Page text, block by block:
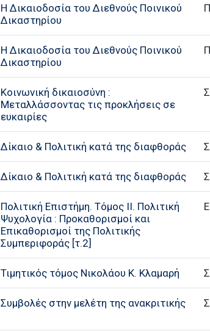
Η Δικαιοδοσία του Διεθνούς Ποινικού
Δικαστηρίου
Η Δικαιοδοσία του Διεθνούς Ποινικού
Δικαστηρίου
Κοινωνική δικαιοσύνη :
Μεταλλάσσοντας τις προκλήσεις σε
ευκαιρίες
Δίκαιο & Πολιτική κατά της διαφθοράς
Δίκαιο & Πολιτική κατά της διαφθοράς
Πολιτική Επιστήμη. Τόμος ΙΙ. Πολιτική
Ψυχολογία : Προκαθορισμοί και
Επικαθορισμοί της Πολιτικής
Συμπεριφοράς [τ.2]
Τιμητικός τόμος Νικολάου Κ. Κλαμαρή
Συμβολές στην μελέτη της ανακριτικής